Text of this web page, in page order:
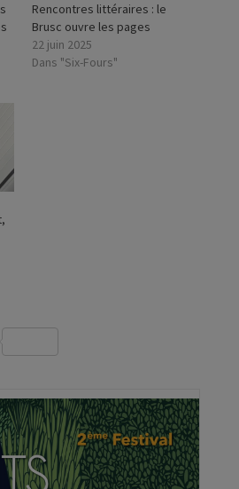
Rencontres littéraires : le
Brusc ouvre les pages
22 juin 2025
Dans "Six-Fours"
Partager